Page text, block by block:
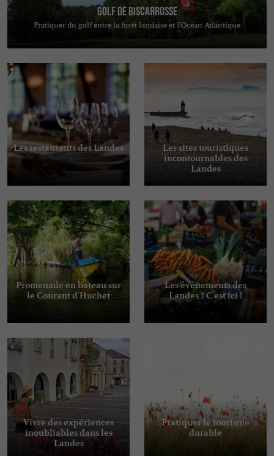
Golf de Biscarrosse
Pratiquer du golf entre la forêt landaise et l'Océan Atlantique
Les restaurants des Landes
Les sites touristiques
incontournables des
Landes
Promenade en bateau sur
le Courant d'Huchet
Les événements des
Landes ? C'est ici !
Vivre des expériences
inoubliables dans les
Landes
Pratiquer le tourisme
durable